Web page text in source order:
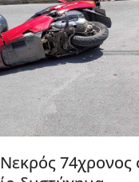
74χρονος